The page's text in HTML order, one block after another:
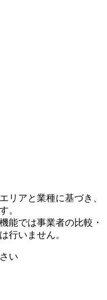
リアと業種に基づき、
。
能では事業者の比較・
行いません。
い